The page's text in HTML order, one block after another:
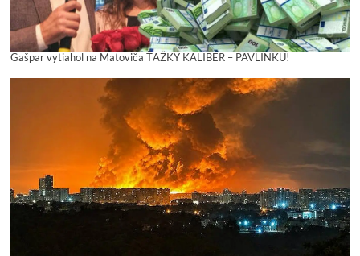
Gašpar vytiahol na Matoviča ŤAŽKÝ KALIBER – PAVLÍNKU!